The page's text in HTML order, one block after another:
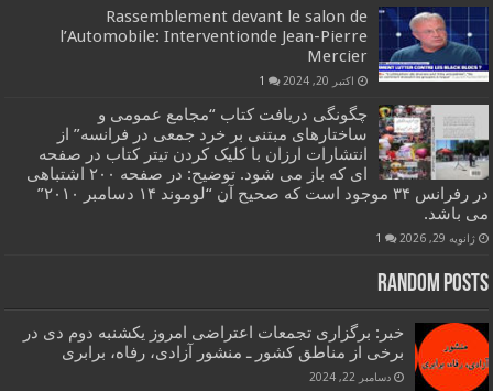
Rassemblement devant le salon de
l’Automobile: Interventionde Jean-Pierre
Mercier
اکتبر 20, 2024 1
چگونگی دریافت کتاب “مجامع عمومی و
ساختارهای مبتنی بر خرد جمعی در فرانسه” از
انتشارات ارزان با کلیک کردن تیتر کتاب در صفحه
ای که باز می شود. توضیح: در صفحه ۲۰۰ اشتباهی
در رفرانس ۳۴ موجود است که صحیح آن “لوموند ۱۴ دسامبر ۲۰۱۰”
می باشد.
ژانویه 29, 2026 1
Random Posts
خبر: برگزاری تجمعات اعتراضی امروز یکشنبه دوم دی در
برخی از مناطق کشور ـ منشور آزادی، رفاه، برابری
دسامبر 22, 2024